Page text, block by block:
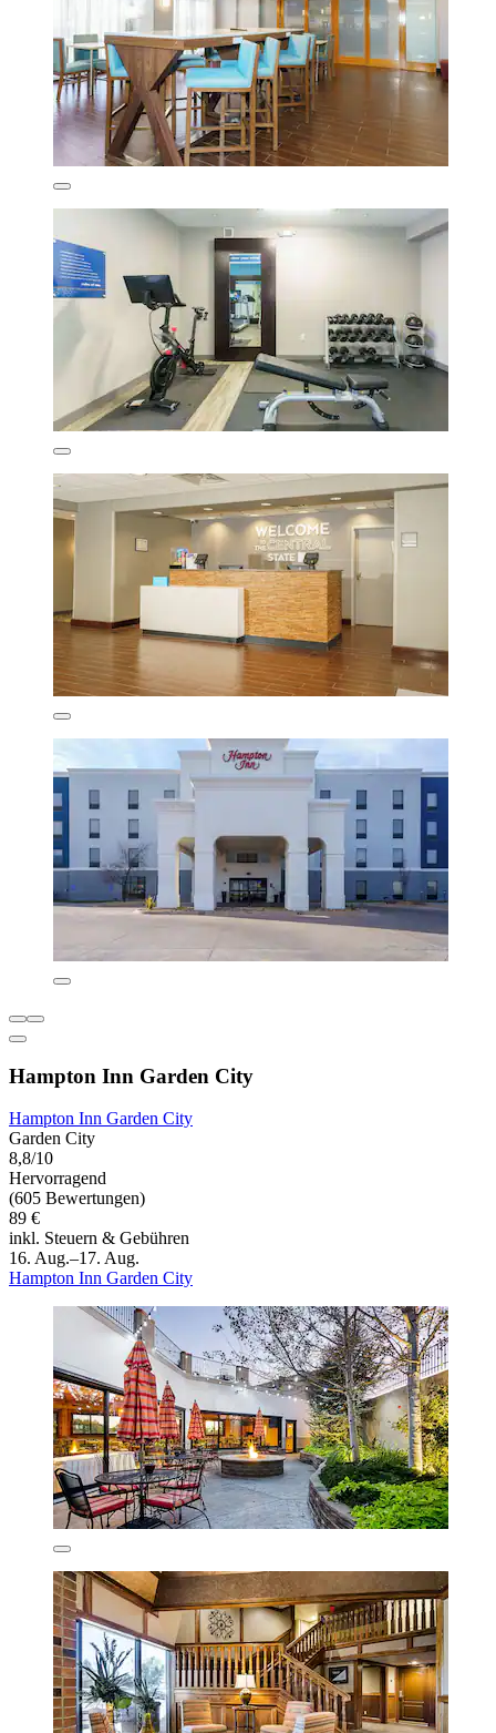
Hampton Inn Garden City
Hampton Inn Garden City
Garden City
8,8/10
Hervorragend
(605 Bewertungen)
89 €
inkl. Steuern & Gebühren
16. Aug.–17. Aug.
Hampton Inn Garden City